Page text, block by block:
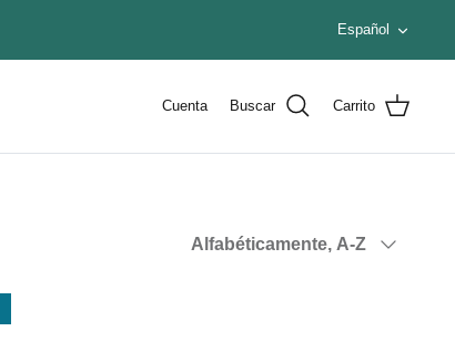
Idioma
Español
Cuenta Buscar Carrito
Ordenar
Alfabéticamente, A-Z